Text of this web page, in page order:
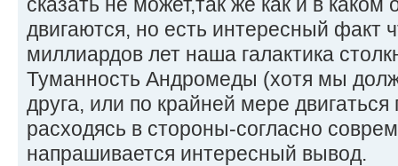
двигаются, но есть интересный факт
миллиардов лет наша галактика
Туманность Андромеды (хотя мы
друга, или по крайней мере
расходясь в стороны-согласно
напрашивается интересный вывод.